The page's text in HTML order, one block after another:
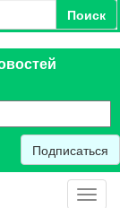
Поиск
Подписаться